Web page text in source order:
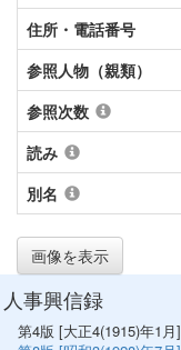
住所・電話番号
参照人物（親類）
参照次数
読み
別名
画像を表示
人事興信録
第4版 [大正4(1915)年1月]